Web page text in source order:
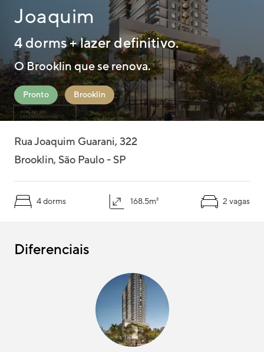
Pelo mapa
Joaquim
4 dorms + lazer definitivo.
O Brooklin que se renova.
Pronto Brooklin
Rua Joaquim Guarani, 322
Brooklin, São Paulo - SP
4 dorms 168.5m² 2 vagas
Diferenciais